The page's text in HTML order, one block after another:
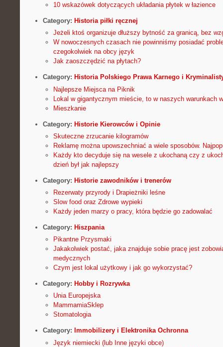
10 wskazówek dotyczących układania płytek w łazience
Category: Historia piłki ręcznej
Jeżeli ktoś organizuje dłuższy bytność za granicą, bez
W nowoczesnych czasach nie powinniśmy posiadać
czegokolwiek na obcy język
Jak zaoszczędzić na płytach?
Category: Historia Polskiego Prawa Karnego i
Najlepsze Miejsca na Piknik
Lokal w gigantycznym mieście, to w naszych warunkach
Mieszkanie
Category: Historie Kierowców i Opinie
Skuteczne zrzucanie kilogramów
Reklamę można upowszechniać a wiele sposobów.
Każdy kto decyduje się na wesele z ukochaną czy z
dzień był jak najlepszy
Category: Historie zawodników i trenerów
Rezerwaty przyrody i Drapieżniki leśne
Slow food oraz Zdrowe wypieki
Każdy jeden marzy o pracy, która będzie go zadowalać
Category: Hiszpania
Pikantne Przysmaki
Jakakolwiek postać, jaka znajduje sobie pracę jest
medycznych
Czym jest lokal użytkowy i jak go wykorzystać?
Category: Hobby i Rozrywka
Unia Europejska
MammamiaSklep
Stomatologia
Category: Immobilizery i Elektronika Ochronna
Język niemiecki (lub Inne języki obce)